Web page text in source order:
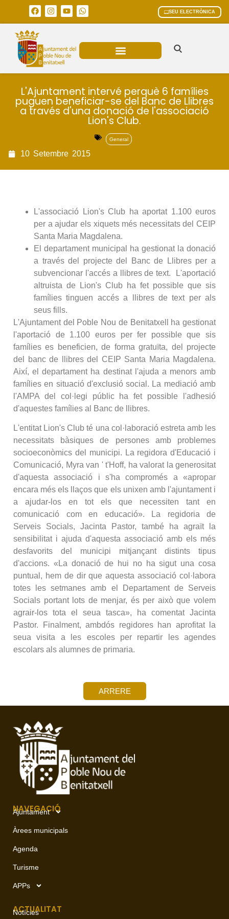
SEU ELECTRÒNICA
L'Ajuntament intervé perquè 6 famílies
puguen beneficiar-se del Banc de Llibres
a través d'una donació de l'associació
Lion's Club.
General
10 Setembre 2015
L'associació Lion's Club ha aportat 1.100 euros
per a ajudar els xiquets més necessitats del CEIP
Santa Maria Magdalena.
El departament municipal ha gestionat la donació
a través del projecte del Banc de Llibres per a
subvencionar l'accés a llibres de text. L'aportació
altruista de Lion's Club ha fet possible que sis
famílies tinguen accés a llibres de text per als
seus fills.
L'Ajuntament del Poble Nou de Benitatxell ha gestionat
l'aportació de 1.100 euros per fer possible que sis
famílies es beneficien, de forma gratuïta, del projecte
del banc de llibres del CEIP Santa Maria Magdalena.
Així, el departament ha destinat l'ajuda a menors amb
famílies en situació d'exclusió social. La mediació amb
l'AMPA del col·legi públic ha fet possible l'adhesió
d'aquestes famílies al Banc de llibres.
L'entitat Lion's Club té una col·laboració estreta amb les
necessitats bàsiques de persones amb problemes
socioeconòmics del municipi. La regidora d'Educació i
Comunicació, Myra van ' t'Hoff, ha valorat la generositat
d'aquesta associació i s'ha compromés a «apropar
encara més els llaços que els unixen amb l'ajuntament i
a ajudar-los en tot els que necessiten tant en
comunicació com en educació». La regidoria de
Serveis Socials, Jacinta Pastor, també ha agraït la
sensibilitat i ajuda d'aquesta associació amb els més
desfavorits del municipi mitjançant distints tipus
d'accions. «La donació de hui no ha sigut una cosa
puntual, hem de dir que aquesta associació col·labora
totes les setmanes amb el Departament de Serveis
Socials portant lots de menjar, és per això que volem
agrair-los tota el seua tasca», ha comentat Jacinta
Pastor. Finalment, ambdós regidores han aprofitat la
seua visita a les escoles per repartir les agendes
escolars als alumnes de primaria.
ARRERE
NAVEGACIÓ
Ajuntament
Àrees municipals
Agenda
Turisme
APPs
ACTUALITAT
Notícies